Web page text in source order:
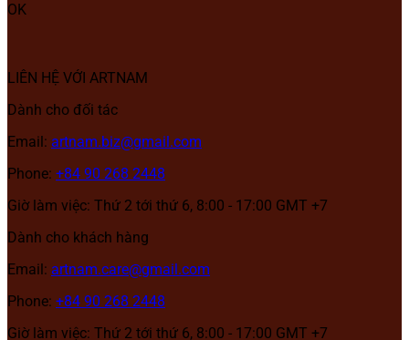
OK
LIÊN HỆ VỚI ARTNAM
Dành cho đối tác
Email: artnam.biz@gmail.com
Phone: +84 90 268 2448
Giờ làm việc: Thứ 2 tới thứ 6, 8:00 - 17:00 GMT +7
Dành cho khách hàng
Email: artnam.care@gmail.com
Phone: +84 90 268 2448
Giờ làm việc: Thứ 2 tới thứ 6, 8:00 - 17:00 GMT +7